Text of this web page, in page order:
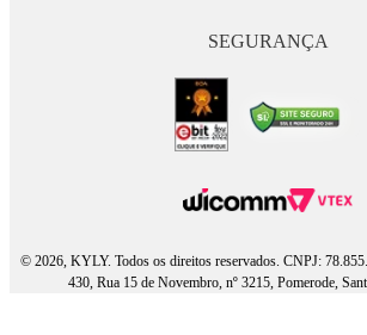
SEGURANÇA
© 2026, KYLY. Todos os direitos reservados. CNPJ:
430, Rua 15 de Novembro, nº 3215, Pomerode,